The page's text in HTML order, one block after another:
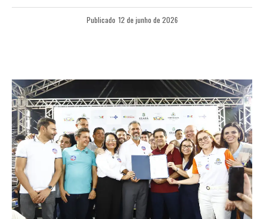
Publicado 12 de junho de 2026